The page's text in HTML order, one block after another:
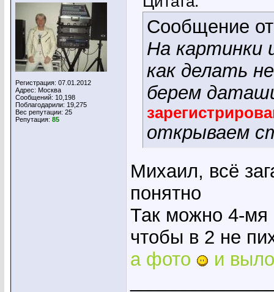
Регистрация: 07.01.2012
Адрес: Москва
Сообщений: 10,198
Поблагодарили: 19,275
Вес репутации: 25
Репутация: 85
Сообщение
На картинки
как делать
берем
открываем
Михаил, всё
понятно
Так можно 4-мя
чтобы в 2 не
а фото
и